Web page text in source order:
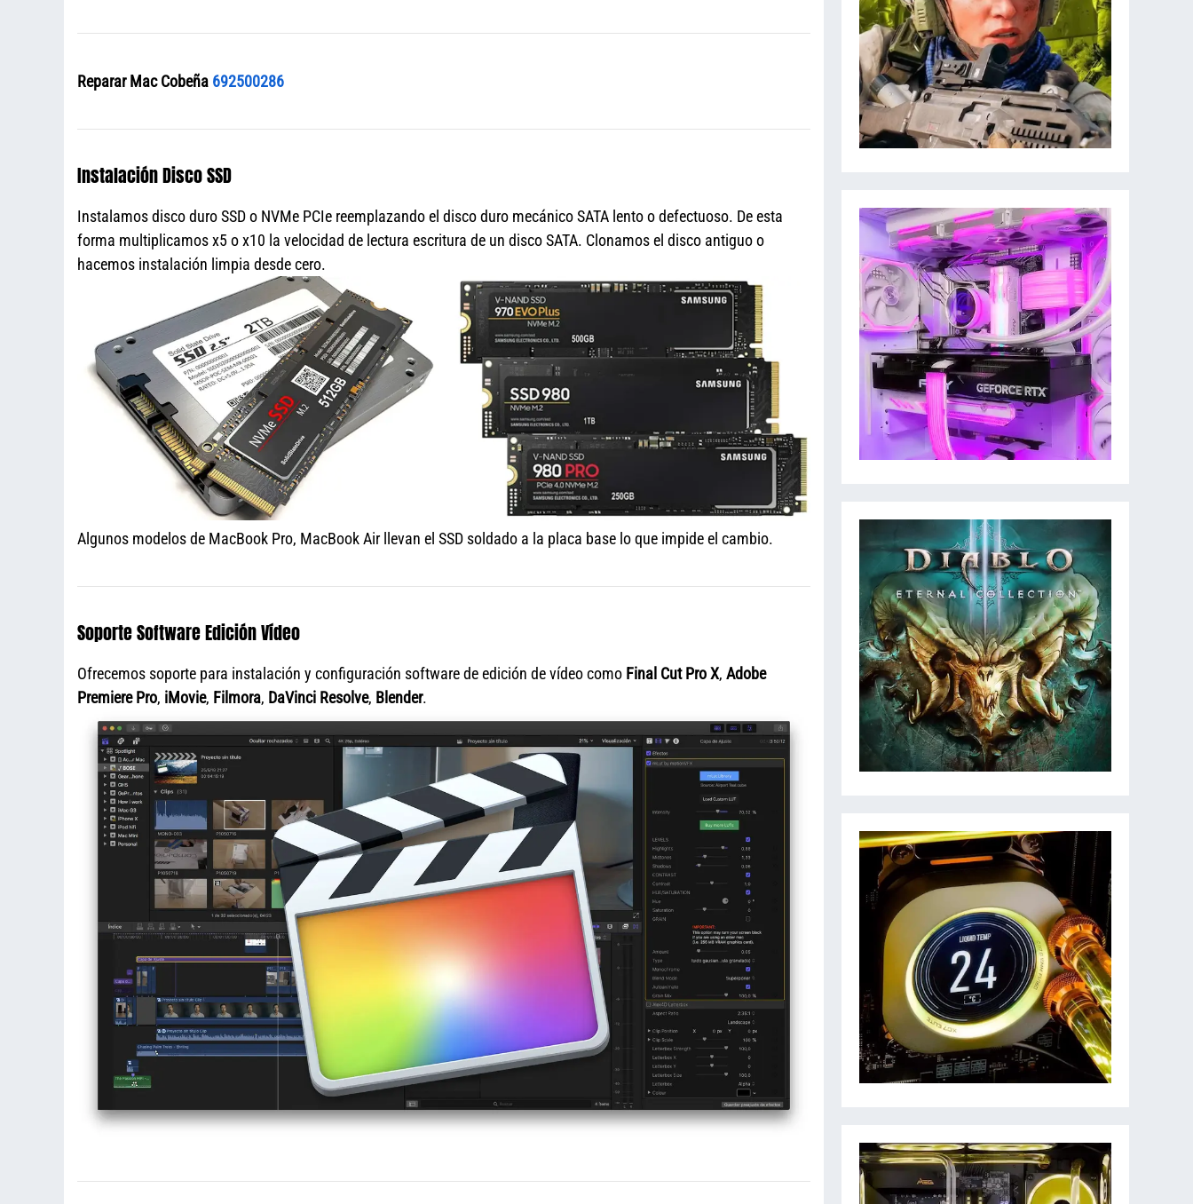
Reparar Mac Cobeña 692500286
Instalación Disco SSD
Instalamos disco duro SSD o NVMe PCIe reemplazando el disco duro mecánico SATA lento o defectuoso. De esta
forma multiplicamos x5 o x10 la velocidad de lectura escritura de un disco SATA. Clonamos el disco antiguo o
hacemos instalación limpia desde cero.
Algunos modelos de MacBook Pro, MacBook Air llevan el SSD soldado a la placa base lo que impide el cambio.
Soporte Software Edición Vídeo
Ofrecemos soporte para instalación y configuración software de edición de vídeo como Final Cut Pro X, Adobe
Premiere Pro, iMovie, Filmora, DaVinci Resolve, Blender.